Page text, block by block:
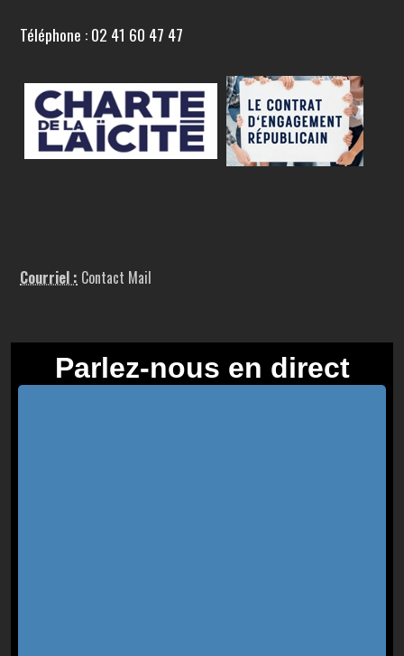
Téléphone : 02 41 60 47 47
Courriel : Contact Mail